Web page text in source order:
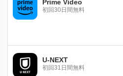
Prime Video
初回30日間無料
U-NEXT
初回31日間無料